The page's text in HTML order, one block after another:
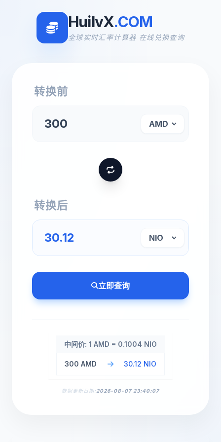
HuilvX.COM
全球实时汇率计算器 在线兑换查询
转换前
转换后
立即查询
中间价: 1 AMD = 0.1004 NIO
300 AMD 30.12 NIO
数据更新日期:2026-08-07 23:40:07